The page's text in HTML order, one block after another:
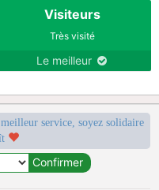
Visiteurs
Très visité
Le meilleur
service, soyez solidaire